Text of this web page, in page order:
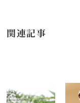
関連記事